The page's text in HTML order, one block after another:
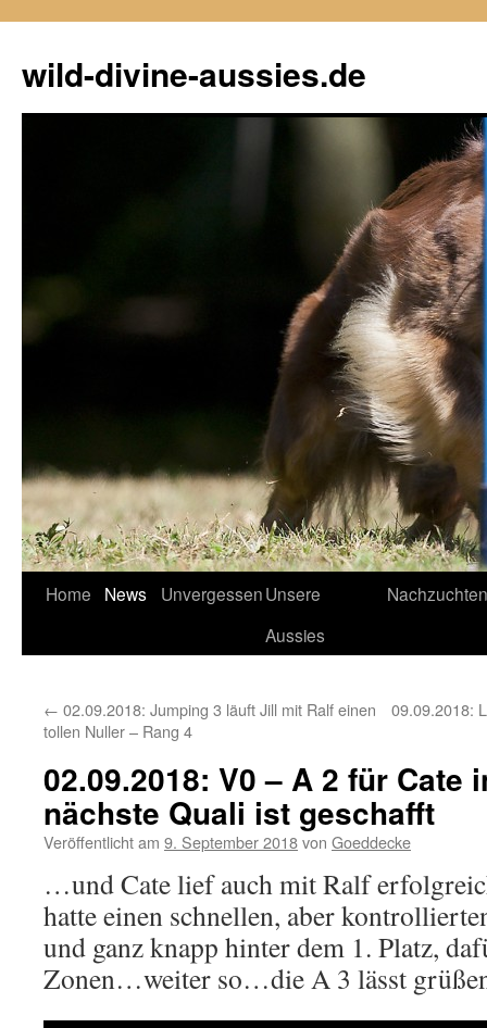
springen
wild-divine-aussies.de
Home News UnvergessenUnsere
Aussies
Nachzuchten
← 02.09.2018: Jumping 3 läuft Jill mit Ralf einen
tollen Nuller – Rang 4
09.09.2018:
02.09.2018: V0 – A 2 für Cate
nächste Quali ist geschafft
Veröffentlicht am 9. September 2018von Goeddecke
…und Cate lief auch mit Ralf
hatte einen schnellen, aber
und ganz knapp hinter dem 1. Platz,
Zonen…weiter so…die A 3 lässt